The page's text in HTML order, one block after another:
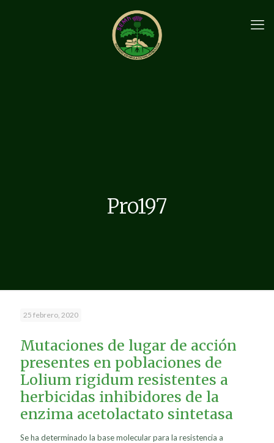
Pro197
25 febrero, 2020
Mutaciones de lugar de acción
presentes en poblaciones de
Lolium rigidum resistentes a
herbicidas inhibidores de la
enzima acetolactato sintetasa
Se ha determinado la base molecular para la resistencia a